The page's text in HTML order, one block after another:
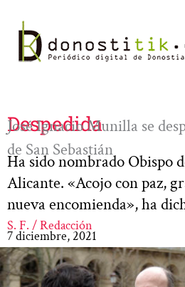
contenido
Despedida
José Ignacio Munilla se
de San Sebastián
Ha sido nombrado Obispo
Alicante. «Acojo con paz,
nueva encomienda», ha
S. F. / Redacción
7 diciembre, 2021